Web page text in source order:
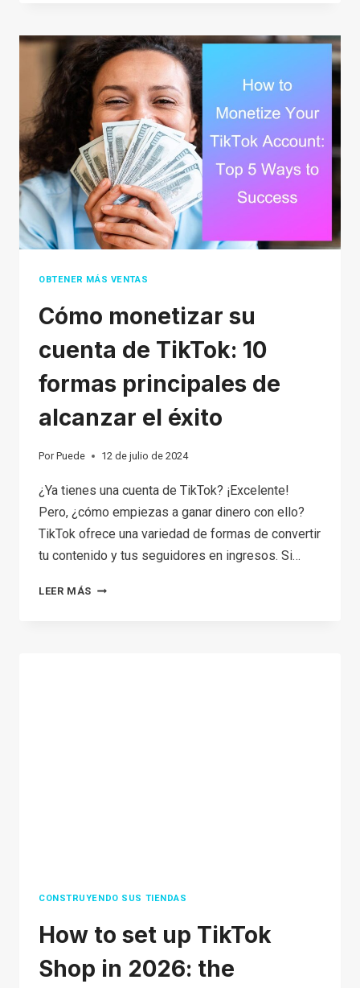
DE
PRODUCTOS
DE
TIKTOK:
AUMENTE
LAS
VENTAS
CON
CONSEJOS
GANADORES
OBTENER MÁS VENTAS
Cómo monetizar su
cuenta de TikTok: 10
formas principales de
alcanzar el éxito
Por Puede 12 de julio de 2024
¿Ya tienes una cuenta de TikTok? ¡Excelente!
Pero, ¿cómo empiezas a ganar dinero con ello?
TikTok ofrece una variedad de formas de convertir
tu contenido y tus seguidores en ingresos. Si…
LEER MÁS CÓMO
CONSTRUYENDO SUS TIENDAS
How to set up TikTok
Shop in 2026: the